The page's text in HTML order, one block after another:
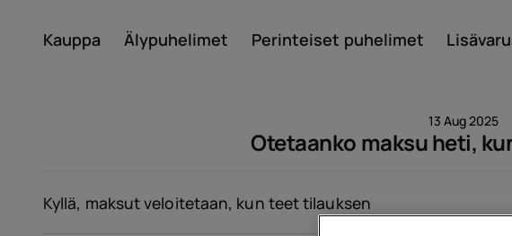
Kauppa Älypuhelimet Perinteiset puhelimet
13 Aug 2025
Otetaanko maksu heti,
Kyllä, maksut veloitetaan, kun teet tilauksen